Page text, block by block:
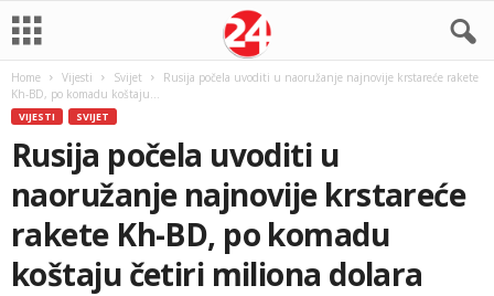
Home Vijesti Svijet
Rusija počela uvoditi u naoružanje najnovije krstareće rakete
Kh-BD, po komadu koštaju...
VIJESTI SVIJET
Rusija počela uvoditi u
naoružanje najnovije krstareće
rakete Kh-BD, po komadu
koštaju četiri miliona dolara